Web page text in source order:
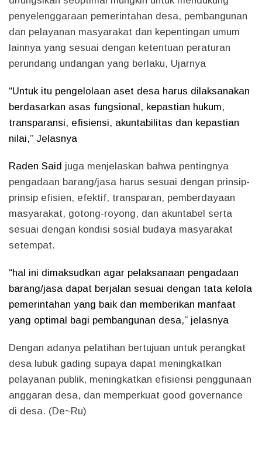
penyelenggaraan pemerintahan desa, pembangunan
dan pelayanan masyarakat dan kepentingan umum
lainnya yang sesuai dengan ketentuan peraturan
perundang undangan yang berlaku, Ujarnya
“Untuk itu pengelolaan aset desa harus dilaksanakan
berdasarkan asas fungsional, kepastian hukum,
transparansi, efisiensi, akuntabilitas dan kepastian
nilai,” Jelasnya
Raden Said juga menjelaskan bahwa pentingnya
pengadaan barang/jasa harus sesuai dengan prinsip-
prinsip efisien, efektif, transparan, pemberdayaan
masyarakat, gotong-royong, dan akuntabel serta
sesuai dengan kondisi sosial budaya masyarakat
setempat.
“hal ini dimaksudkan agar pelaksanaan pengadaan
barang/jasa dapat berjalan sesuai dengan tata kelola
pemerintahan yang baik dan memberikan manfaat
yang optimal bagi pembangunan desa,” jelasnya
Dengan adanya pelatihan bertujuan untuk perangkat
desa lubuk gading supaya dapat meningkatkan
pelayanan publik, meningkatkan efisiensi penggunaan
anggaran desa, dan memperkuat good governance
di desa. (De~Ru)